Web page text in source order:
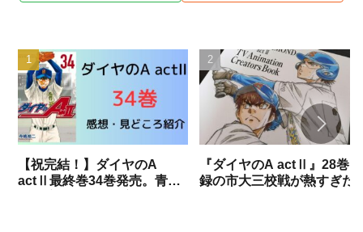
【祝完結！】ダイヤのA
actⅡ最終巻34巻発売。青道
『ダイヤのA actⅡ』28巻収
録の市大三校戦が熱すぎた